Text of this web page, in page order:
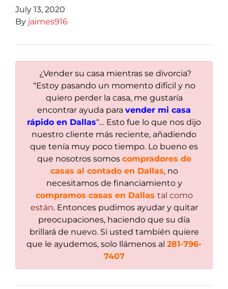
July 13, 2020
By jaimes916
¿Vender su casa mientras se divorcia?
“Estoy pasando un momento difícil y no
quiero perder la casa, me gustaría
encontrar ayuda para vender mi casa
rápido en Dallas“… Esto fue lo que nos dijo
nuestro cliente más reciente, añadiendo
que tenía muy poco tiempo. Lo bueno es
que nosotros somos compradores de
casas al contado en Dallas, no
necesitamos de financiamiento y
compramos casas en Dallas tal como
están. Entonces pudimos ayudar y quitar
preocupaciones, haciendo que su día
brillará de nuevo. Si usted también quiere
que le ayudemos, solo llámenos al 281-796-
7407